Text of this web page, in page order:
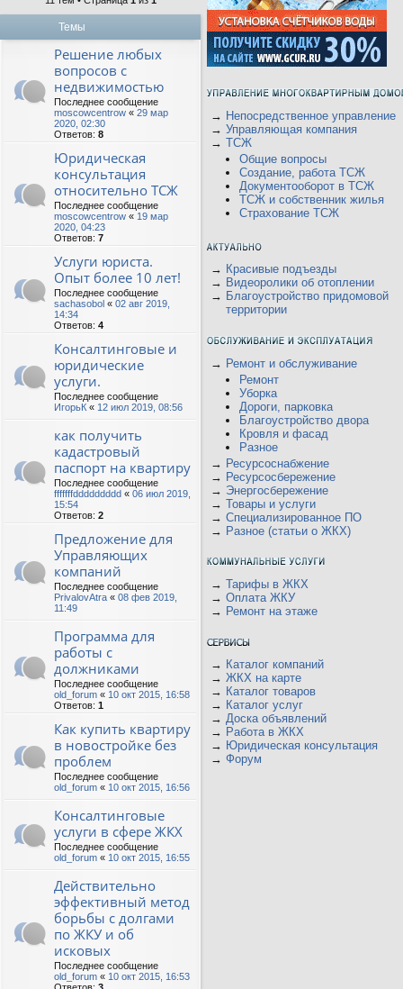
Темы
Решение любых
вопросов с
недвижимостью
Последнее сообщение
moscowcentrow « 29 мар
2020, 02:30
Ответов: 8
Юридическая
консультация
относительно ТСЖ
Последнее сообщение
moscowcentrow « 19 мар
2020, 04:23
Ответов: 7
Услуги юриста.
Опыт более 10 лет!
Последнее сообщение
sachasobol « 02 авг 2019,
14:34
Ответов: 4
Консалтинговые и
юридические
услуги.
Последнее сообщение
ИгорьК « 12 июл 2019, 08:56
как получить
кадастровый
паспорт на квартиру
Последнее сообщение
fffffffddddddddd « 06 июл 2019,
15:54
Ответов: 2
Предложение для
Управляющих
компаний
Последнее сообщение
PrivalovAtra « 08 фев 2019,
11:49
Программа для
работы с
должниками
Последнее сообщение
old_forum « 10 окт 2015, 16:58
Ответов: 1
Как купить квартиру
в новостройке без
проблем
Последнее сообщение
old_forum « 10 окт 2015, 16:56
Консалтинговые
услуги в сфере ЖКХ
Последнее сообщение
old_forum « 10 окт 2015, 16:55
Действительно
эффективный метод
борьбы с долгами
по ЖКУ и об
исковых
Последнее сообщение
old_forum « 10 окт 2015, 16:53
→ Непосредственное управление
→ Управляющая компания
→ ТСЖ
Общие вопросы
Создание, работа ТСЖ
Документооборот в ТСЖ
ТСЖ и собственник жилья
Страхование ТСЖ
→ Красивые подъезды
→ Видеоролики об отоплении
→ Благоустройство придомовой
территории
→ Ремонт и обслуживание
Ремонт
Уборка
Дороги, парковка
Благоустройство двора
Кровля и фасад
Разное
→ Ресурсоснабжение
→ Ресурсосбережение
→ Энергосбережение
→ Товары и услуги
→ Специализированное ПО
→ Разное (статьи о ЖКХ)
→ Тарифы в ЖКХ
→ Оплата ЖКУ
→ Ремонт на этаже
→ Каталог компаний
→ ЖКХ на карте
→ Каталог товаров
→ Каталог услуг
→ Доска объявлений
→ Работа в ЖКХ
→ Юридическая консультация
→ Форум